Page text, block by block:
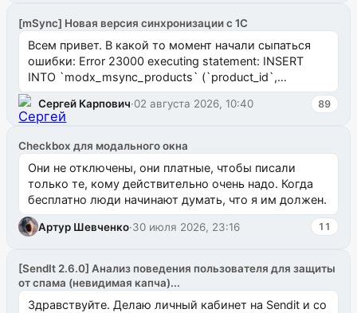
[mSync] Новая версия синхронизации с 1С
Всем привет. В какой то момент начали сыпаться
ошибки: Error 23000 executing statement: INSERT
INTO `modx_msync_products` (`product_id`,
`uuid_1c`) VALUES ...
Сергей Карпович·02 августа 2026, 10:40 89
Checkbox для модального окна
Они не отключены, они платные, чтобы писали
только те, кому действительно очень надо. Когда
бесплатно люди начинают думать, что я им должен.
Артур Шевченко·30 июля 2026, 23:16 11
[SendIt 2.6.0] Анализ поведения пользователя для защиты
от спама (невидимая капча)...
Здравствуйте. Делаю личный кабинет на Sendit и со